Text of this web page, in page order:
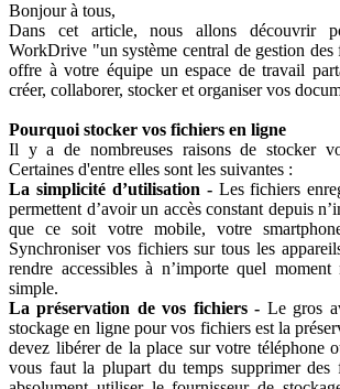
Bonjour à tous,
Dans cet article, nous allons découvrir
WorkDrive "un système central de gestion
offre à votre équipe un espace de travail
créer, collaborer, stocker et organiser vos
Pourquoi stocker vos fichiers en ligne
Il y a de nombreuses raisons de stocker
Certaines d'entre elles sont les suivantes :
La simplicité d’utilisation - Les fichiers
permettent d’avoir un accès constant depuis
que ce soit votre mobile, votre
Synchroniser vos fichiers sur tous les
rendre accessibles à n’importe quel moment
simple.
La préservation de vos fichiers - Le gros
stockage en ligne pour vos fichiers est la
devez libérer de la place sur votre téléphone
vous faut la plupart du temps supprimer